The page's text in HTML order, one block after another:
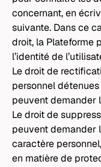
concernant, en
suivante. Dans ce
droit, la Plateforme
l’identité de
Le droit de
personnel
peuvent demander
Le droit de
peuvent demander
caractère
en matière de